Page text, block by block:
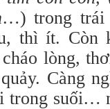
…) trong trái
thì ít. Còn
lòng,
Càng
trong suối…